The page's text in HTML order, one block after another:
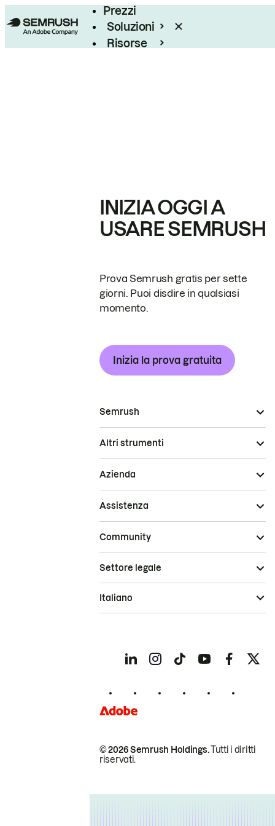
Prezzi
Soluzioni
Risorse
INIZIA OGGI A
USARE SEMRUSH
Prova Semrush gratis per sette
giorni. Puoi disdire in qualsiasi
momento.
Inizia la prova gratuita
Semrush
Altri strumenti
Azienda
Assistenza
Community
© 2026 Semrush Holdings.Tutti i diritti
riservati.
Settore legale
Italiano